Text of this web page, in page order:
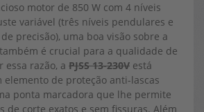
motor de 850 W com 4 níveis
variável (três níveis pendulares e
precisão), uma boa visão sobre a
é crucial para a qualidade de
essa razão, a PJSS 13-230V está
elemento de proteção anti-lascas
ponta marcadora que lhe permite
de corte exatos e sem fissuras. Além